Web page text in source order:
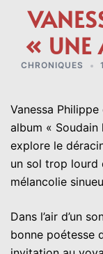
« UNE
CHRONIQUES
Vanessa
album «
explore le
un sol trop lourd
mélancolie
Dans l’air d’un
bonne poétesse